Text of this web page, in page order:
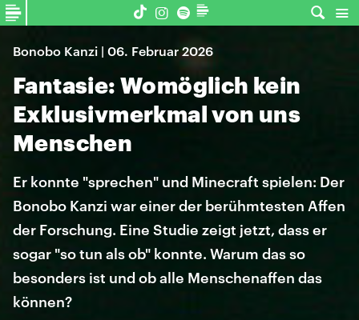
Bonobo Kanzi | 06. Februar 2026
Fantasie: Womöglich kein
Exklusivmerkmal von uns
Menschen
Er konnte "sprechen" und Minecraft spielen: Der
Bonobo Kanzi war einer der berühmtesten Affen
der Forschung. Eine Studie zeigt jetzt, dass er
sogar "so tun als ob" konnte. Warum das so
besonders ist und ob alle Menschenaffen das
können?